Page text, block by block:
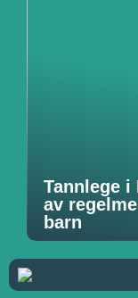
Tannlege
av
barn